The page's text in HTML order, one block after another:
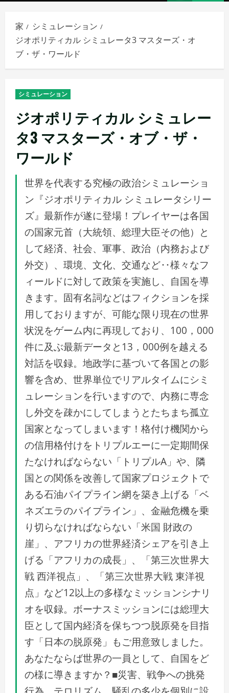
イ
マ
リ
メ
ニ
ー
家
シミュレーション
ジオポリティカル シミュレータ3 マスターズ・オ
ブ・ザ・ワールド
シミュレーション
ジオポリティカル シミュレー
タ3 マスターズ・オブ・ザ・
ワールド
世界を代表する究極の政治シミュレーショ
ン『ジオポリティカル シミュレータシリー
ズ』最新作が遂に登場！プレイヤーは各国
の国家元首（大統領、総理大臣その他）と
して経済、社会、軍事、政治（内務および
外交）、環境、文化、交通など‥様々なフ
ィールドに対して政策を実施し、自国を導
きます。固有名詞などはフィクションを採
用しておりますが、可能な限り現在の世界
状況をゲーム内に再現しており、100，000
件に及ぶ最新データと13，000例を越える
対話を収録。地政学に基づいて各国との影
響を含め、世界単位でリアルタイムにシミ
ュレーションを行いますので、内務に専念
し外交を疎かにしてしまうとたちまち孤立
国家となってしまいます！格付け機関から
の信用格付けをトリプルエーに一定期間保
たなければならない「トリプルA」や、隣
国との関係を改善して国家プロジェクトで
ある石油パイプライン網を築き上げる「ベ
ネズエラのパイプライン」、金融危機を乗
り切らなければならない「米国 財政の
崖」、アフリカの世界経済シェアを引き上
げる「アフリカの成長」、「第三次世界大
戦 西洋視点」、「第三次世界大戦 東洋視
点」など12以上の多様なミッションシナリ
オを収録。ボーナスミッションには総理大
臣として国内経済を保ちつつ脱原発を目指
す「日本の脱原発」もご用意致しました。
あなたならば世界の一員として、自国をど
の様に導きますか？■災害、戦争への挑発